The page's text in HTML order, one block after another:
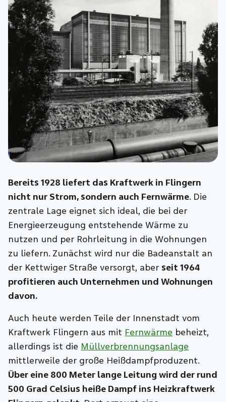
Bereits 1928 liefert das Kraftwerk in Flingern
nicht nur Strom, sondern auch Fernwärme. Die
zentrale Lage eignet sich ideal, die bei der
Energieerzeugung entstehende Wärme zu
nutzen und per Rohrleitung in die Wohnungen
zu liefern. Zunächst wird nur die Badeanstalt an
der Kettwiger Straße versorgt, aber seit 1964
profitieren auch Unternehmen und Wohnungen
davon.
Auch heute werden Teile der Innenstadt vom
Kraftwerk Flingern aus mit Fernwärme beheizt,
allerdings ist die Müllverbrennungsanlage
mittlerweile der große Heißdampfproduzent.
Über eine 800 Meter lange Leitung wird der rund
500 Grad Celsius heiße Dampf ins Heizkraftwerk